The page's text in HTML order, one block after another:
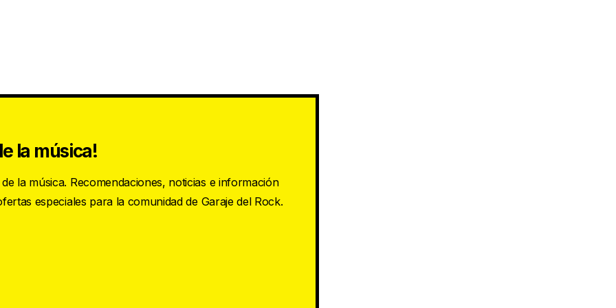
la música!
la música. Recomendaciones, noticias e información
especiales para la comunidad de Garaje del Rock.